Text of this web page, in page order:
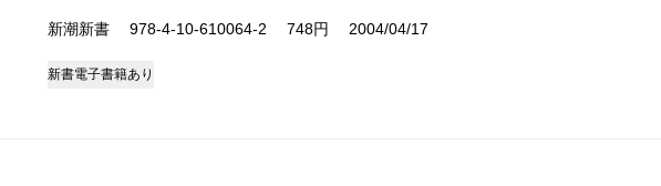
新潮新書 978-4-10-610064-2 748円 2004/04/17
新書電子書籍あり